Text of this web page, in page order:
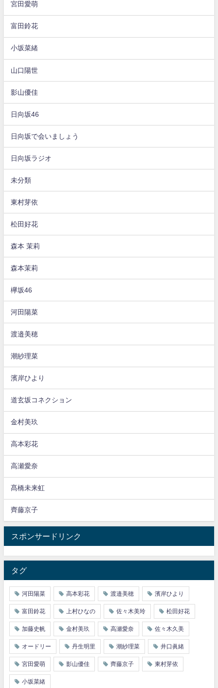
宮田愛萌
富田鈴花
小坂菜緒
山口陽世
影山優佳
日向坂46
日向坂で会いましょう
日向坂ラジオ
未分類
東村芽依
松田好花
森本 茉莉
森本茉莉
欅坂46
河田陽菜
渡邉美穂
潮紗理菜
濱岸ひより
道玄坂コネクション
金村美玖
高本彩花
高瀬愛奈
髙橋未来虹
齊藤京子
スポンサードリンク
タグ
河田陽菜 高本彩花 渡邉美穂 濱岸ひより
富田鈴花 上村ひなの 佐々木美玲 松田好花
加藤史帆 金村美玖 高瀬愛奈 佐々木久美
オードリー 丹生明里 潮紗理菜 井口眞緒
宮田愛萌 影山優佳 齊藤京子 東村芽依
小坂菜緒